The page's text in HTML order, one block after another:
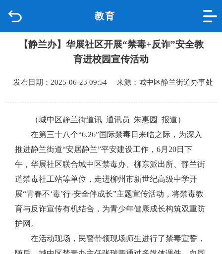
教育
品质城中
政府信息公开
互动回应
数据专题
【静兰办】华展社区开展“禁毒+反诈”安全教
育进校园宣传活动
发布日期：2025-06-23 09:54 来源：城中区静兰街道办事处
（城中区静兰街道讯 通讯员 朱惠园 报道）
在第三十八个“6.26”国际禁毒日来临之际，为深入
推进静兰街道“安居静兰”平安建设工作，6月20日下
午，华展社区联合城中区禁毒办、柳东派出所、静兰街
道禁毒社工站等单位，走进柳州市新世纪高级中学开
展“青春不‘毒’行·安全伴成长”主题宣传活动，将禁毒教
育与反诈宣传有机结合，为青少年健康成长构筑双重防
护网。
在活动现场，民警带领现场师生进行了禁毒宣誓，